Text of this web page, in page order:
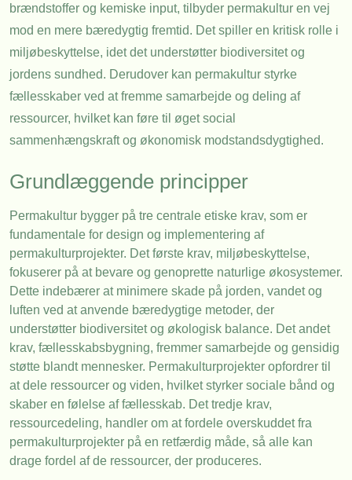
brændstoffer og kemiske input, tilbyder permakultur en vej
mod en mere bæredygtig fremtid. Det spiller en kritisk rolle i
miljøbeskyttelse, idet det understøtter biodiversitet og
jordens sundhed. Derudover kan permakultur styrke
fællesskaber ved at fremme samarbejde og deling af
ressourcer, hvilket kan føre til øget social
sammenhængskraft og økonomisk modstandsdygtighed.
Grundlæggende principper
Permakultur bygger på tre centrale etiske krav, som er
fundamentale for design og implementering af
permakulturprojekter. Det første krav, miljøbeskyttelse,
fokuserer på at bevare og genoprette naturlige økosystemer.
Dette indebærer at minimere skade på jorden, vandet og
luften ved at anvende bæredygtige metoder, der
understøtter biodiversitet og økologisk balance. Det andet
krav, fællesskabsbygning, fremmer samarbejde og gensidig
støtte blandt mennesker. Permakulturprojekter opfordrer til
at dele ressourcer og viden, hvilket styrker sociale bånd og
skaber en følelse af fællesskab. Det tredje krav,
ressourcedeling, handler om at fordele overskuddet fra
permakulturprojekter på en retfærdig måde, så alle kan
drage fordel af de ressourcer, der produceres.